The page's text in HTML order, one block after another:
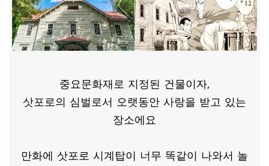
중요문화재로 지정된 건물이자,
삿포로의 심벌로서 오랫동안 사랑을 받고 있는
장소에요
만화에 삿포로 시계탑이 너무 똑같이 나와서 놀